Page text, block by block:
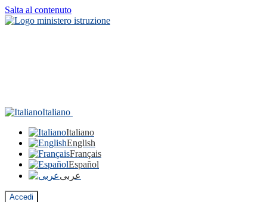
Salta al contenuto
Italiano
Italiano
English
Français
Español
عربى
Accedi